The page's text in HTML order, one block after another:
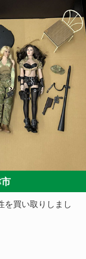
を買い取りしまし